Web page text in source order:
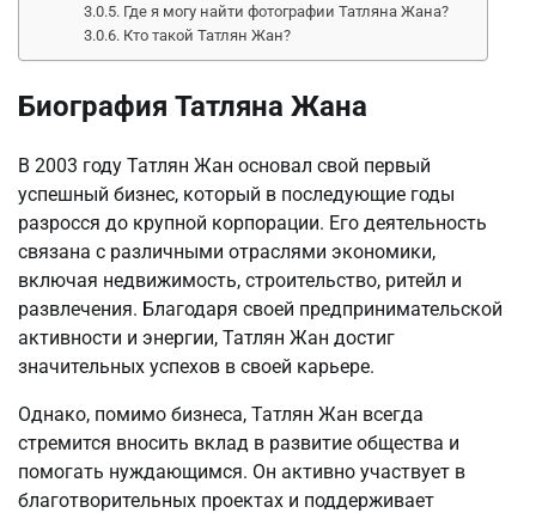
Где я могу найти фотографии Татляна Жана?
Кто такой Татлян Жан?
Биография Татляна Жана
В 2003 году Татлян Жан основал свой первый
успешный бизнес, который в последующие годы
разросся до крупной корпорации. Его деятельность
связана с различными отраслями экономики,
включая недвижимость, строительство, ритейл и
развлечения. Благодаря своей предпринимательской
активности и энергии, Татлян Жан достиг
значительных успехов в своей карьере.
Однако, помимо бизнеса, Татлян Жан всегда
стремится вносить вклад в развитие общества и
помогать нуждающимся. Он активно участвует в
благотворительных проектах и поддерживает